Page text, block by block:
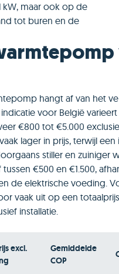
kW, maar ook op de
tot buren en de
hangt af van het
voor België
€800 tot €5.000
lager in prijs, terwijl een
stiller en zuiniger
€500 en €1.500,
de elektrische voeding.
vaak uit op een
installatie.
excl.
Gemiddelde
COP